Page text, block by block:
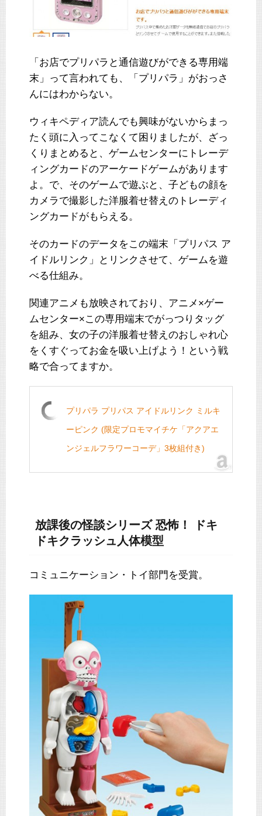
「お店でプリパラと通信遊びができる専用端
末」って言われても、「プリパラ」がおっさ
んにはわからない。
ウィキペディア読んでも興味がないからまっ
たく頭に入ってこなくて困りましたが、ざっ
くりまとめると、ゲームセンターにトレーデ
ィングカードのアーケードゲームがあります
よ。で、そのゲームで遊ぶと、子どもの顔を
カメラで撮影した洋服着せ替えのトレーディ
ングカードがもらえる。
そのカードのデータをこの端末「プリパス ア
イドルリンク」とリンクさせて、ゲームを遊
べる仕組み。
関連アニメも放映されており、アニメ×ゲー
ムセンター×この専用端末でがっつりタッグ
を組み、女の子の洋服着せ替えのおしゃれ心
をくすぐってお金を吸い上げよう！という戦
略で合ってますか。
プリパラ プリパス アイドルリンク ミルキ
ーピンク (限定プロモマイチケ「アクアエ
ンジェルフラワーコーデ」3枚組付き)
放課後の怪談シリーズ 恐怖！ ドキ
ドキクラッシュ人体模型
コミュニケーション・トイ部門を受賞。